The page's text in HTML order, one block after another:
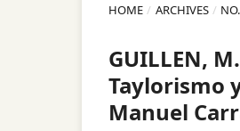
HOME / ARCHIVES /
GUILLEN,
Taylorismo
Manuel